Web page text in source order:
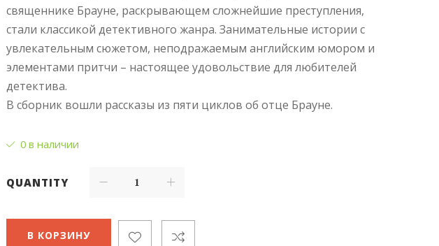
священнике Брауне, раскрывающем сложнейшие преступления,
стали классикой детективного жанра. Занимательные истории с
увлекательным сюжетом, неподражаемым английским юмором и
элементами притчи – настоящее удовольствие для любителей
детектива.
В сборник вошли рассказы из пяти циклов об отце Брауне.
0 в наличии
QUANTITY
В КОРЗИНУ